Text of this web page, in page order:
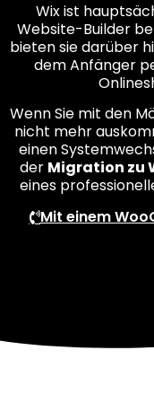
Wix ist
Website-Builder
bieten sie darüber
dem Anfänger
Wenn Sie mit den
nicht mehr
einen
der Migration zu
eines
Mit einem